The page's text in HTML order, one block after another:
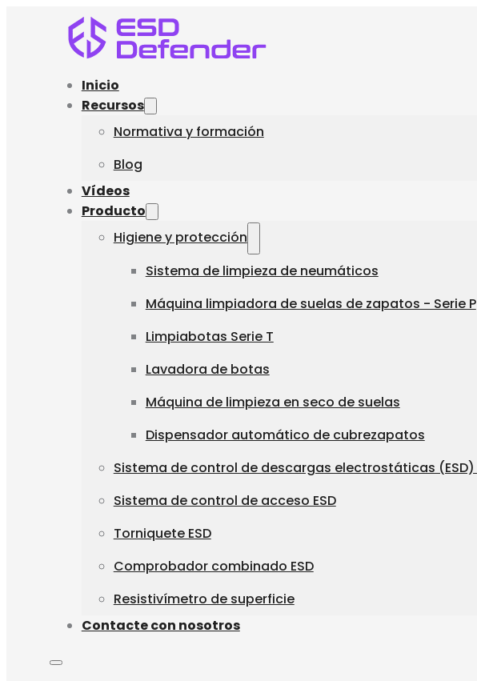
Inicio
Recursos
Normativa y formación
Blog
Vídeos
Producto
Higiene y protección
Sistema de limpieza de neumáticos
Máquina limpiadora de suelas de zapatos - Serie P
Limpiabotas Serie T
Lavadora de botas
Máquina de limpieza en seco de suelas
Dispensador automático de cubrezapatos
Sistema de control de descargas electrostáticas (ESD)
Sistema de control de acceso ESD
Torniquete ESD
Comprobador combinado ESD
Resistivímetro de superficie
Contacte con nosotros